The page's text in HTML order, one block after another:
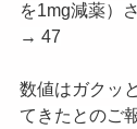
を1mg減薬）
→ 47
数値はガクッ
てきたとのご